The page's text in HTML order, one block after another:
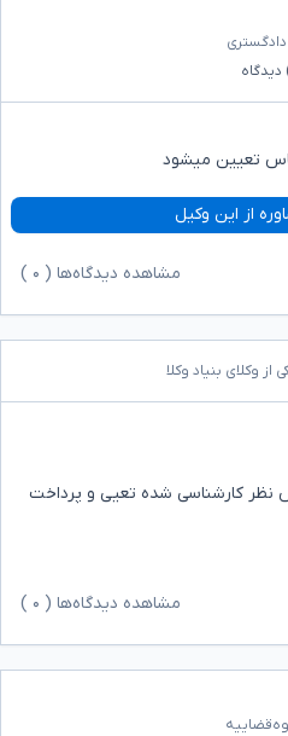
دیدگاه
تعیین میشود
از این وکیل
مشاهده دیدگاه‌ها ( ۰
وکلای بنیاد وکلا
نظر کارشناسی شده تعیی و پرداخت
مشاهده دیدگاه‌ها ( ۰